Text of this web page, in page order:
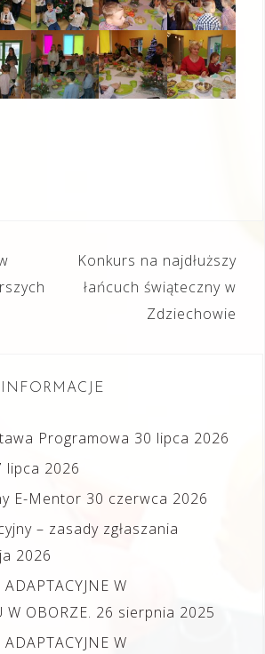
Konkurs na najdłuższy
łańcuch świąteczny w
Zdziechowie
Programowa 30 lipca 2026
lipca 2026
E-Mentor 30 czerwca 2026
– zasady zgłaszania
2026
W
W OBORZE. 26 sierpnia 2025
W